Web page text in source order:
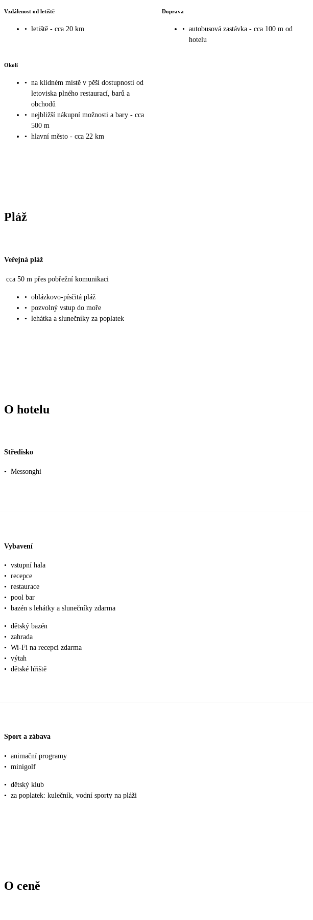
Vzdálenost od letiště
• letiště - cca 20 km
Doprava
• autobusová zastávka - cca 100 m od
hotelu
Okolí
• na klidném místě v pěší dostupnosti od
letoviska plného restaurací, barů a
obchodů
• nejbližší nákupní možnosti a bary - cca
500 m
• hlavní město - cca 22 km
Pláž
Veřejná pláž
cca 50 m přes pobřežní komunikaci
• oblázkovo-písčitá pláž
• pozvolný vstup do moře
• lehátka a slunečníky za poplatek
O hotelu
Středisko
• Messonghi
Vybavení
• vstupní hala
• recepce
• restaurace
• pool bar
• bazén s lehátky a slunečníky zdarma
• dětský bazén
• zahrada
• Wi-Fi na recepci zdarma
• výtah
• dětské hřiště
Sport a zábava
• animační programy
• minigolf
• dětský klub
• za poplatek: kulečník, vodní sporty na pláži
O ceně